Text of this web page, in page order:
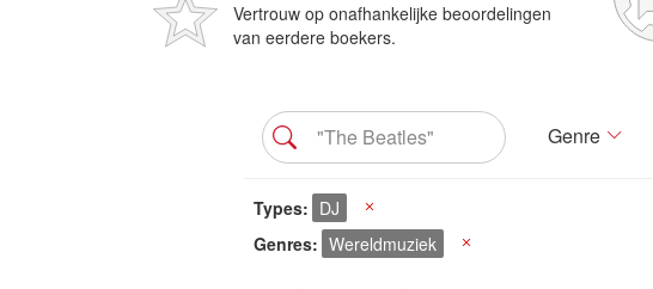
Vertrouw op onafhankelijke beoordelingen
van eerdere boekers.
Genre
Types DJ
Genres
Wereldmuziek